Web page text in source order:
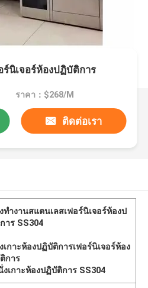
ร์นิเจอร์ห้องปฏิบัติการ
ราคา：$268/M
ติดต่อเรา
ทำงานสแตนเลสเฟอร์นิเจอร์ห้องป
าร SS304
เกาะห้องปฏิบัติการเฟอร์นิเจอร์ห้อง
การ
งเกาะห้องปฏิบัติการ SS304